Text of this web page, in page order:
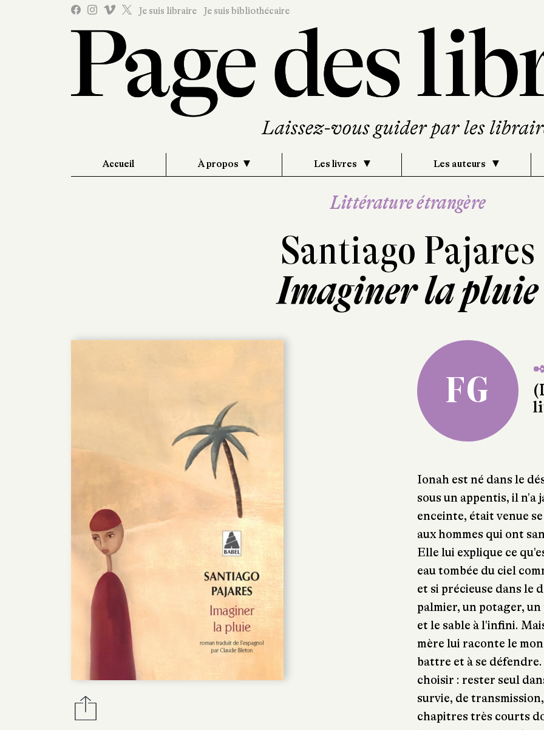
Je suis libraire Je suis bibliothécaire
Accueil À propos Les livres Les auteurs
Littérature étrangère
Santiago Pajares
Imaginer la pluie
FG
Ionah est né dans le
sous un appentis, il n'a
enceinte, était venue
aux hommes qui ont
Elle lui explique ce
eau tombée du ciel
et si précieuse dans le
palmier, un potager,
et le sable à l'infini.
mère lui raconte le
battre et à se
choisir : rester seul
survie, de
chapitres très courts